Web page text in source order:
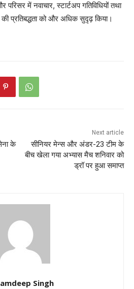
में नवाचार, स्टार्टअप गतिविधियों तथा
की प्रतिबद्धता को और अधिक सुदृढ़ किया।
के
Next article
सीनियर मेन्स और अंडर-23 टीम के
बीच खेला गया अभ्यास मैच शनिवार को
ड्रॉ पर हुआ समाप्त
Singh